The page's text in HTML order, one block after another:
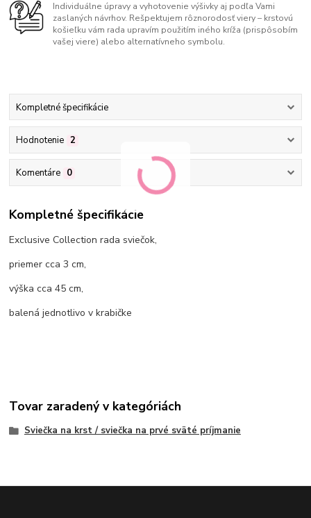
Individuálne úpravy a vyhotovenie výšivky aj podľa Vami
zaslaných návrhov. Rešpektujem rôznorodosť viery – krstovú
košieľku vám rada upravím použitím iného kríža (prispôsobím
vašej viere) alebo alternatívneho symbolu.
Kompletné špecifikácie
Hodnotenie 2
Komentáre 0
Kompletné špecifikácie
Exclusive Collection rada sviečok,
priemer cca 3 cm,
výška cca 45 cm,
balená jednotlivo v krabičke
Tovar zaradený v kategóriách
Sviečka na krst / sviečka na prvé sväté príjmanie